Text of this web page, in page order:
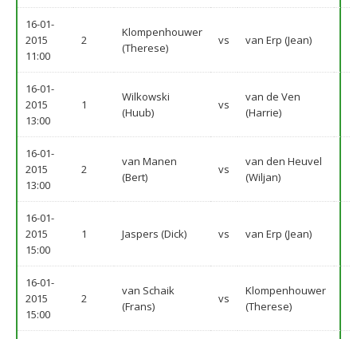
16-01-
2015
11:00
2
Klompenhouwer
(Therese)
vs van Erp (Jean)
16-01-
2015
13:00
1
Wilkowski
(Huub)
vs
van de Ven
(Harrie)
16-01-
2015
13:00
2
van Manen
(Bert)
vs
van den Heuvel
(Wiljan)
16-01-
2015
15:00
1 Jaspers (Dick) vs van Erp (Jean)
16-01-
2015
15:00
2
van Schaik
(Frans)
vs
Klompenhouwer
(Therese)